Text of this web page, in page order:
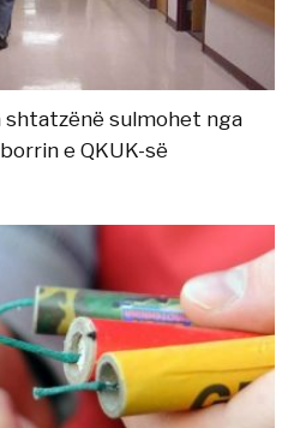
sulmohet nga
e QKUK-së